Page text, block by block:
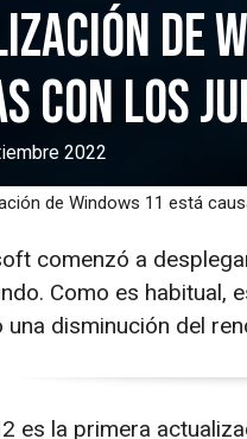
de
con los
2022
de Windows 11 está
comenzó a
Como es habitual,
una disminución del
es la primera